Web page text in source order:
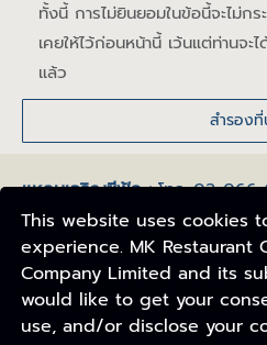
This website uses cookies
experience. MK Restaurant
Company Limited and its
would like to get your
use, and/or disclose your
ทั้งนี้ การไม่ยินยอมในข้อนี้จะไม่ก
เคยให้ไว้ก่อนหน้านี้ เว้นแต่ท่านจ
แล้ว
แหลมเจริญซีฟู้ด :โทร. 02-
WELCOME TO “LAEM
THAI WAY OF